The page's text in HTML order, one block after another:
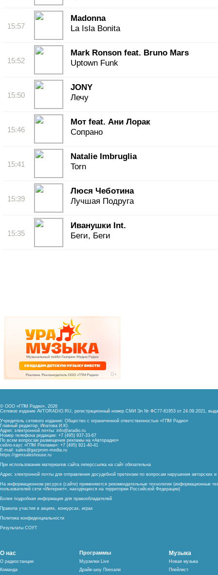
15:57
Madonna
La Isla Bonita
15:52
Mark Ronson feat. Bruno Mars
Uptown Funk
15:50
JONY
Лечу
15:46
Мот feat. Ани Лорак
Сопрано
15:41
Natalie Imbruglia
Torn
15:39
Люся Чеботина
Лучшая Подруга
15:35
Иванушки Int.
Беги, Беги
© ООО «ГПМ Радио», 2026
Сетевое издание AVTORADIO.RU, регистрационный номер СМИ Эл № ФС77-81953 от 24.09.2021,
Учредитель сетевого издания: Общество с ограниченной ответственностью «ГПМ Радио»
Главный редактор: Ипатова И.Ю.
Адрес электронной почты: info@aradio.ru
Номер телефона редакции: +7 (495) 937-33-67
По всем вопросам размещения рекламы на «Авторадио»
сейлз-хаус «ГПМ Реклама»: +7 (495) 921-40-41
E-mail: sales@gazprom-media.ru
https://gpmsaleshouse.ru
При использовании материалов сайта гиперссылка на сайт обязательна
Адрес электронной почты для отправления досудебной претензии по вопросам нарушения авторских
На информационном ресурсе (сайте) применяются рекомендательные технологии (информационные
пользователей сети «Интернет», находящихся на территории Российской Федерации)
Более подробная информация для правообладателей
Правила участия в акциях, конкурсах, играх
Политика конфиденциальности
Результаты СОУТ
О нас
О радиостанции
Команда
Программы
Мурзилки Live
Драйв-шоу Поехали
Музыка
Новая музыка
Плейлист